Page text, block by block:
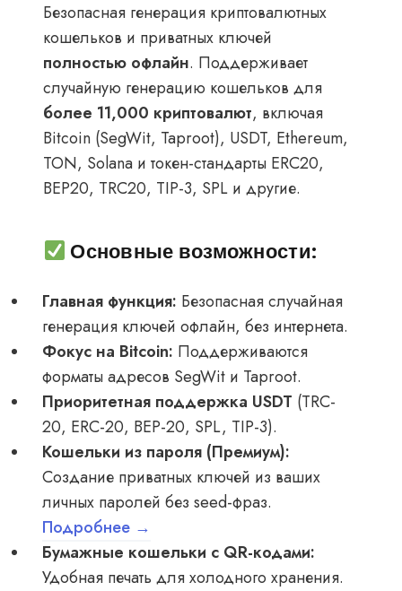
Безопасная генерация криптовалютных
кошельков и приватных ключей
полностью офлайн. Поддерживает
случайную генерацию кошельков для
более 11,000 криптовалют, включая
Bitcoin (SegWit, Taproot), USDT, Ethereum,
TON, Solana и токен-стандарты ERC20,
BEP20, TRC20, TIP-3, SPL и другие.
Основные возможности:
Главная функция: Безопасная случайная
генерация ключей офлайн, без интернета.
Фокус на Bitcoin: Поддерживаются
форматы адресов SegWit и Taproot.
Приоритетная поддержка USDT (TRC-
20, ERC-20, BEP-20, SPL, TIP-3).
Кошельки из пароля (Премиум):
Создание приватных ключей из ваших
личных паролей без seed-фраз.
Подробнее →
Бумажные кошельки с QR-кодами:
Удобная печать для холодного хранения.